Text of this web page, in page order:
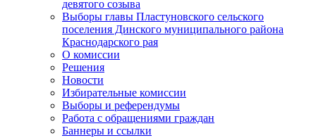
девятого созыва
Выборы главы Пластуновского сельского
поселения Динского муниципального района
Краснодарского рая
О комиссии
Решения
Новости
Избирательные комиссии
Выборы и референдумы
Работа с обращениями граждан
Баннеры и ссылки